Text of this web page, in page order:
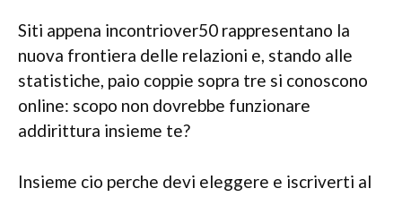
Siti appena incontriover50 rappresentano la
nuova frontiera delle relazioni e, stando alle
statistiche, paio coppie sopra tre si conoscono
online: scopo non dovrebbe funzionare
addirittura insieme te?
Insieme cio perche devi eleggere e iscriverti al